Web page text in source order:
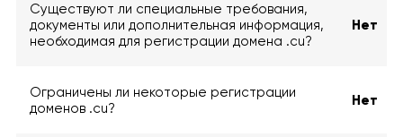
Существуют ли специальные требования,
документы или дополнительная информация,
необходимая для регистрации домена .cu?
Нет
Ограничены ли некоторые регистрации
доменов .cu?
Нет